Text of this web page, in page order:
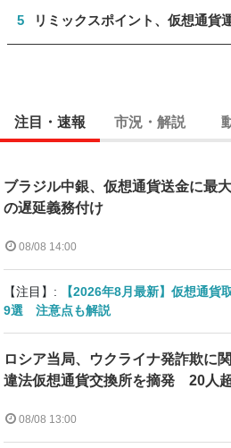
5 リミックスポイント、仮想通貨
注目・速報 市況・解説
ブラジル中銀、仮想通貨送金に最
の遅延義務付け
08/08 14:00
【注目】:
【2026年8月最新】仮想通貨
9選 注意点も解説
ロシア当局、ウクライナ発詐欺に
違法仮想通貨交換所を摘発 20人
08/08 13:00